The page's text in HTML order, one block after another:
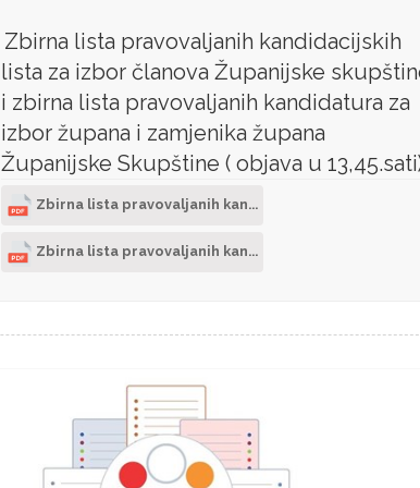
Zbirna lista pravovaljanih kandidacijskih
lista za izbor članova Županijske
i zbirna lista pravovaljanih kandidatura za
izbor župana i zamjenika župana
Županijske Skupštine ( objava u
Zbirna lista pravovaljanih kan...
Zbirna lista pravovaljanih kan...